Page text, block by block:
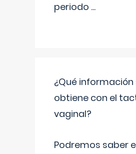
periodo ...
¿Qué información
obtiene con el
vaginal?
Podremos saber